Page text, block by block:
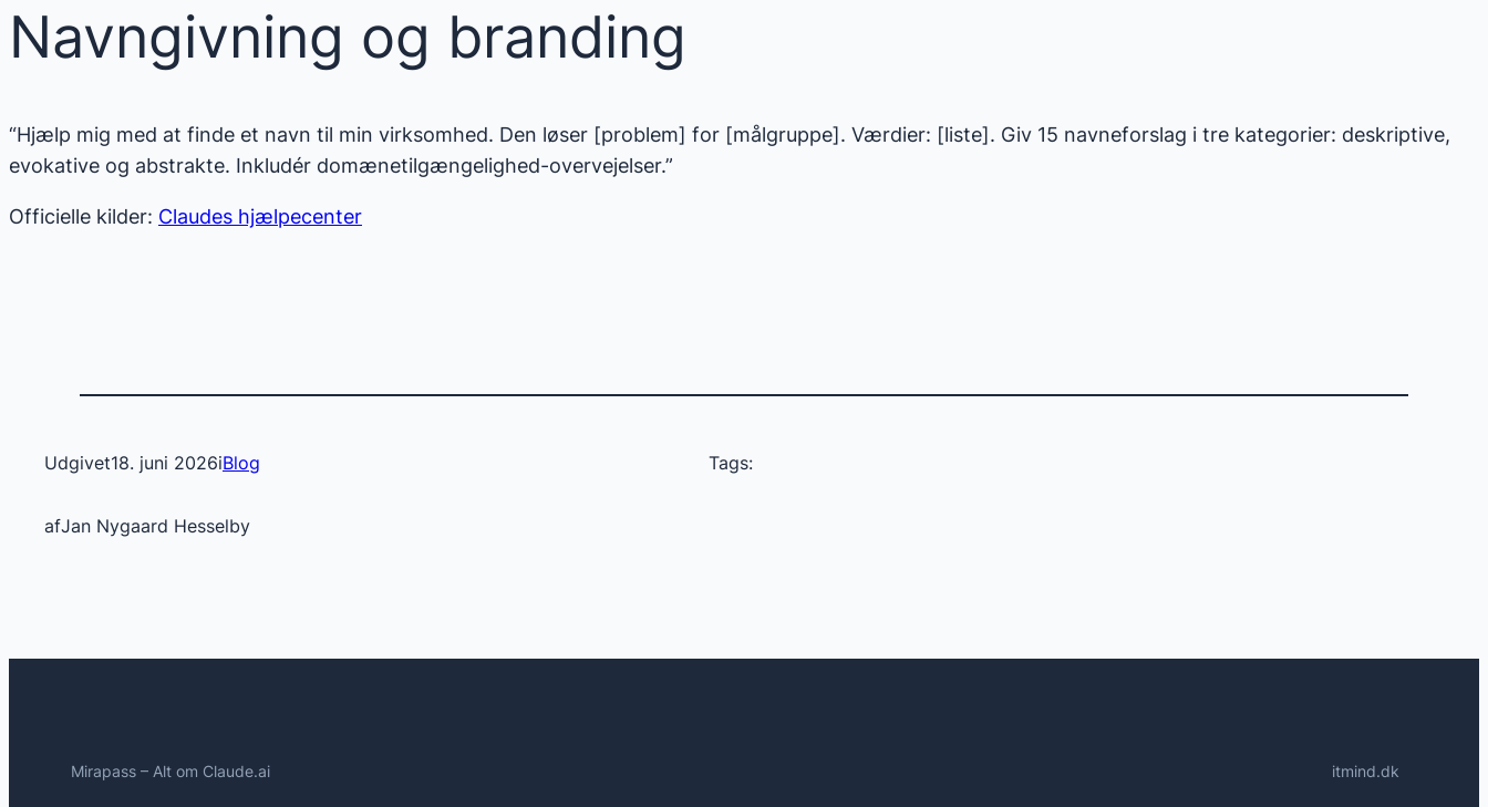
Navngivning og branding
“Hjælp mig med at finde et navn til min virksomhed. Den løser [problem] for [målgruppe]. Værdier: [liste]. Giv 15 navneforslag i tre kategorier: deskriptive,
evokative og abstrakte. Inkludér domænetilgængelighed-overvejelser.”
Officielle kilder: Claudes hjælpecenter
Udgivet18. juni 2026iBlog
afJan Nygaard Hesselby
Tags:
Mirapass – Alt om Claude.ai itmind.dk